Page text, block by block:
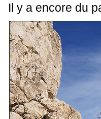
Il y a encore du